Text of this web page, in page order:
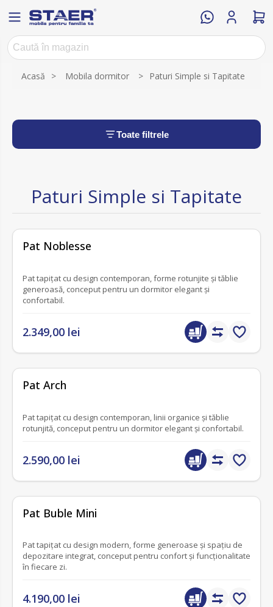
Acasă > Mobila dormitor > Paturi Simple si Tapitate
Toate filtrele
Paturi Simple si Tapitate
Pat Noblesse
Pat tapițat cu design contemporan, forme rotunjite și tăblie
generoasă, conceput pentru un dormitor elegant și
confortabil.
2.349,00 lei
Pat Arch
Pat tapițat cu design contemporan, linii organice și tăblie
rotunjită, conceput pentru un dormitor elegant și confortabil.
nou
2.590,00 lei
Pat Buble Mini
Pat tapițat cu design modern, forme generoase și spațiu de
depozitare integrat, conceput pentru confort și funcționalitate
în fiecare zi.
4.190,00 lei